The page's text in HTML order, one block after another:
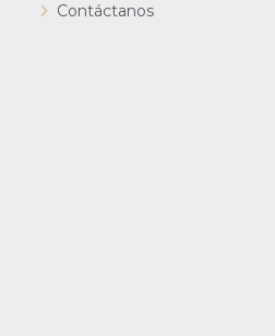
Contáctanos